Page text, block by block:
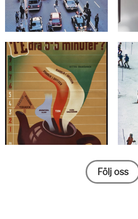
Följ oss